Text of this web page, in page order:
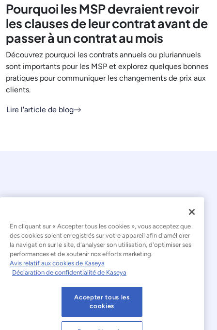
Pourquoi les MSP devraient revoir
les clauses de leur contrat avant de
passer à un contrat au mois
Découvrez pourquoi les contrats annuels ou pluriannuels
sont importants pour les MSP et explorez quelques bonnes
pratiques pour communiquer les changements de prix aux
clients.
Lire l'article de blog
© 2026 Kaseya. Tous droits réservés.
Français
Déclaration relative à l'esclavage moderne
Mentions légales
Conditions d'utilisation du site web
Déclaration de confidentialité
En cliquant sur « Accepter tous les cookies », vous acceptez que
des cookies soient enregistrés sur votre appareil afin d'améliorer
la navigation sur le site, d'analyser son utilisation, d'optimiser ses
performances et de soutenir nos efforts marketing.
Avis relatif aux cookies de Kaseya
Déclaration de confidentialité de Kaseya
Accepter tous les
cookies